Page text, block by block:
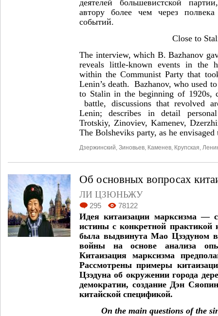
деятелей большевистской
автору более чем через
событий.
Close to
The interview, which B. Bazhanov
reveals little-known events in the
within the Communist Party that
Lenin’s death. Bazhanov, who used
to Stalin in the beginning of 1920s,
battle, discussions that revolved
Lenin; describes in detail
Trotskiy, Zinoviev, Kamenev,
The Bolsheviks party, as he
Дзержинский Зиновьев Каменев Крупская
Об основных вопросах
ЛИ ЦЗЮНЬЖУ
295 78122
Идея китаизации марксизма —
истины с конкретной
была выдвинута Мао Цзэдуном в
войны на основе анализа
Китаизация марксизма
Рассмотрены примеры
Цзэдуна об окружении города
демократии, создание Дэн
китайской спецификой.
On the main questions of the